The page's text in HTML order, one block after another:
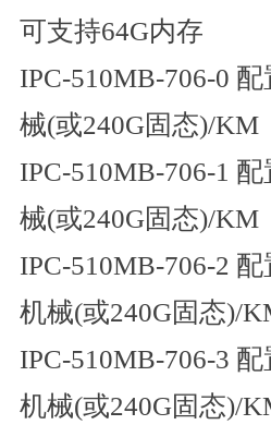
可支持64G内存
IPC-510MB-706-0
械(或240G固态)/KM
IPC-510MB-706-1
械(或240G固态)/KM
IPC-510MB-706-2
机械(或240G固态)/
IPC-510MB-706-3
机械(或240G固态)/